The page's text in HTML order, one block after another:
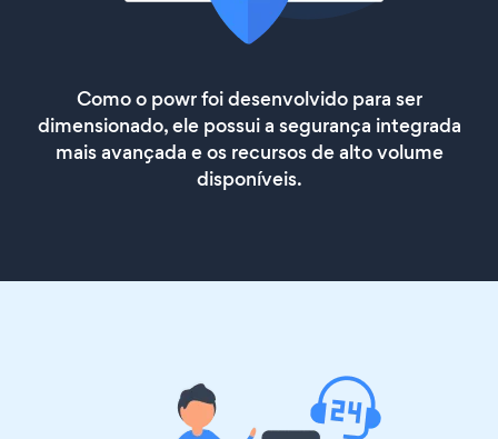
Como o powr foi desenvolvido para ser
dimensionado, ele possui a segurança integrada
mais avançada e os recursos de alto volume
disponíveis.